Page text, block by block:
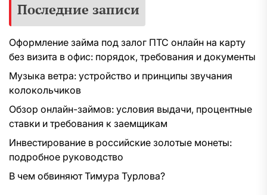
Последние записи
Оформление займа под залог ПТС онлайн на карту
без визита в офис: порядок, требования и документы
Музыка ветра: устройство и принципы звучания
колокольчиков
Обзор онлайн-займов: условия выдачи, процентные
ставки и требования к заемщикам
Инвестирование в российские золотые монеты:
подробное руководство
В чем обвиняют Тимура Турлова?